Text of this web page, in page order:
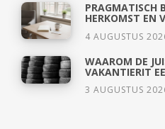
PRAGMATISCH
HERKOMST EN
4 AUGUSTUS
WAAROM DE
VAKANTIERIT
3 AUGUSTUS